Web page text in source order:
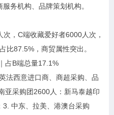
务机构、品牌策划机构。
，C端收藏爱好者6000人次，
比87.5%，商贸属性突出。
占B端总量17.1%
法西意进口商、商超采购、品
亚采购团2600人：新马泰越印
3. 中东、拉美、港澳台采购